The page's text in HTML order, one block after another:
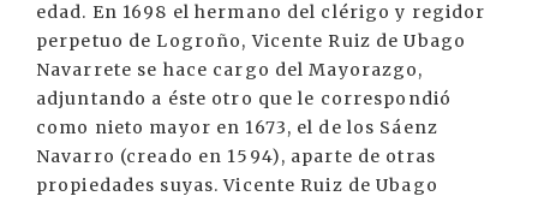
edad. En 1698 el hermano del clérigo y regidor
perpetuo de Logroño, Vicente Ruiz de Ubago
Navarrete se hace cargo del Mayorazgo,
adjuntando a éste otro que le correspondió
como nieto mayor en 1673, el de los Sáenz
Navarro (creado en 1594), aparte de otras
propiedades suyas. Vicente Ruiz de Ubago